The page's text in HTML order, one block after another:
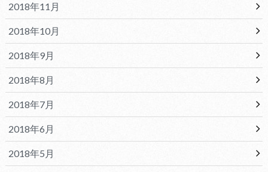
2018年11月
2018年10月
2018年9月
2018年8月
2018年7月
2018年6月
2018年5月